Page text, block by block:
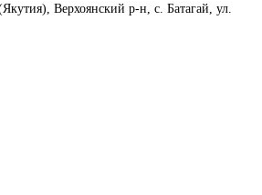
Верхоянский р-н, с. Батагай, ул.